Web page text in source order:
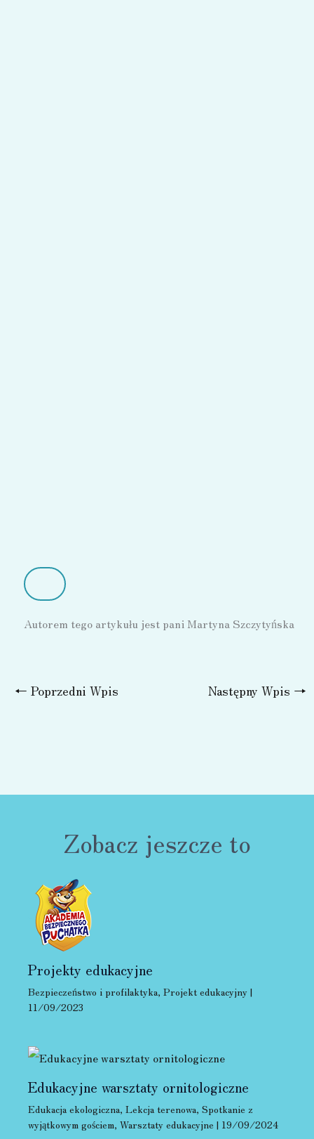
Autorem tego artykułu jest pani Martyna Szczytyńska
← Poprzedni Wpis Następny Wpis →
Zobacz jeszcze to
Projekty edukacyjne
Bezpieczeństwo i profilaktyka, Projekt edukacyjny |
11/09/2023
Edukacyjne warsztaty ornitologiczne
Edukacja ekologiczna, Lekcja terenowa, Spotkanie z
wyjątkowym gościem, Warsztaty edukacyjne | 19/09/2024